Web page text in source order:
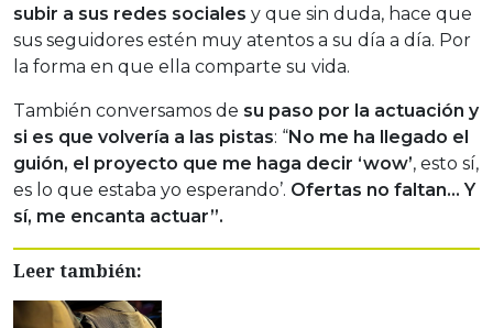
subir a sus redes sociales y que sin duda, hace que
sus seguidores estén muy atentos a su día a día. Por
la forma en que ella comparte su vida.
También conversamos de su paso por la actuación y
si es que volvería a las pistas: “No me ha llegado el
guión, el proyecto que me haga decir ‘wow’, esto sí,
es lo que estaba yo esperando’. Ofertas no faltan… Y
sí, me encanta actuar”.
Leer también: